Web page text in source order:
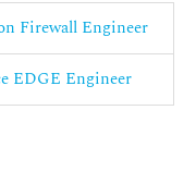
Firewall Engineer
EDGE Engineer